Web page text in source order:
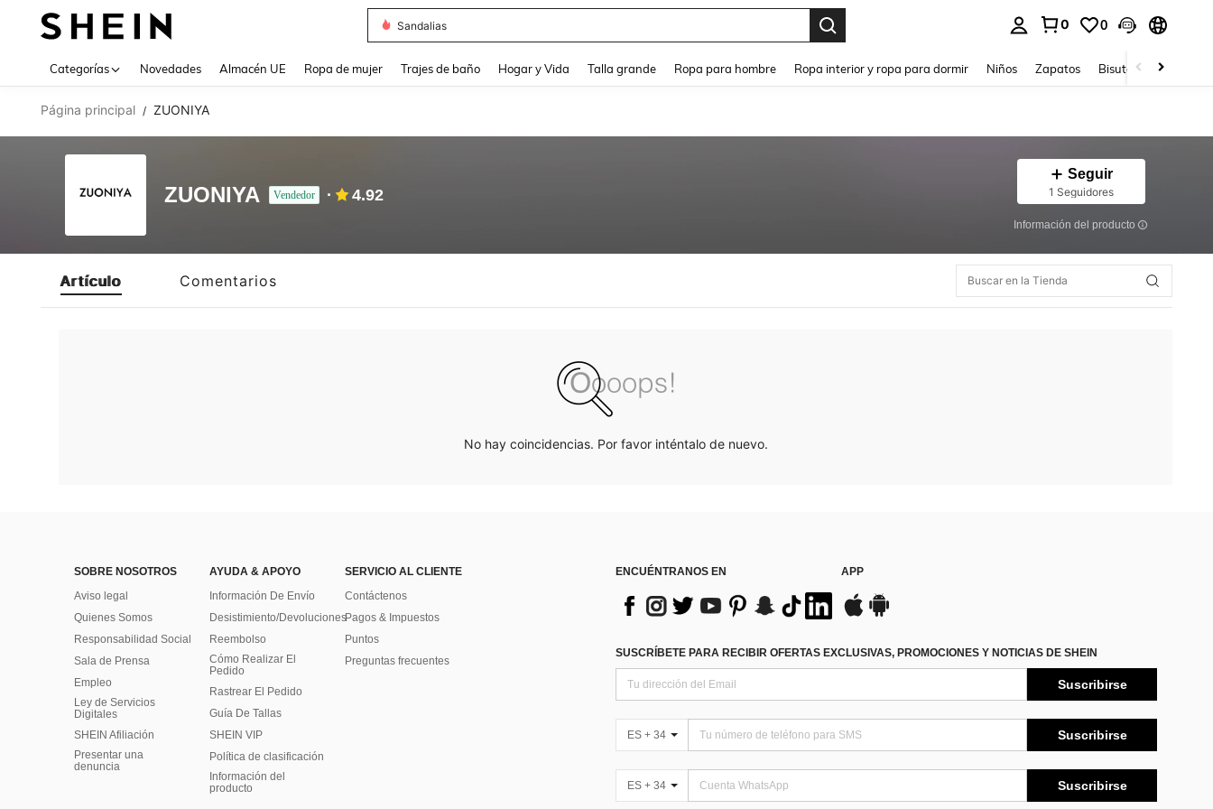
Sandalias
0 0
Categorías Novedades Almacén UE Ropa de mujer Trajes de baño Hogar y Vida Talla grande Ropa para hombre Ropa interior y ropa para dormir Niños Zapatos Bisutería Y
Página principal / ZUONIYA
ZUONIYA Vendedor 4.92
Seguir
1 Seguidores
Información del producto
Artículo Comentarios
No hay coincidencias. Por favor inténtalo de nuevo.
SOBRE NOSOTROS
Aviso legal
Quienes Somos
Responsabilidad Social
Sala de Prensa
Empleo
Ley de Servicios
Digitales
SHEIN Afiliación
Presentar una
denuncia
AYUDA & APOYO
Información De Envío
Desistimiento/Devoluciones
Reembolso
Cómo Realizar El
Pedido
Rastrear El Pedido
Guía De Tallas
SHEIN VIP
Política de clasificación
​Información del
producto
SERVICIO AL CLIENTE
Contáctenos
Pagos & Impuestos
Puntos
Preguntas frecuentes
ENCUÉNTRANOS EN APP
SUSCRÍBETE PARA RECIBIR OFERTAS EXCLUSIVAS, PROMOCIONES Y NOTICIAS DE SHEIN
Suscribirse
ES + 34 Suscribirse
ES + 34 Suscribirse